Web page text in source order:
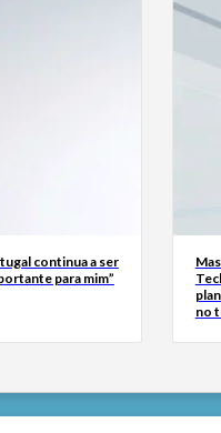
continua a ser
para mim”
no